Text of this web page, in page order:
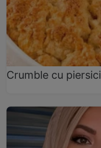
Crumble cu piersici